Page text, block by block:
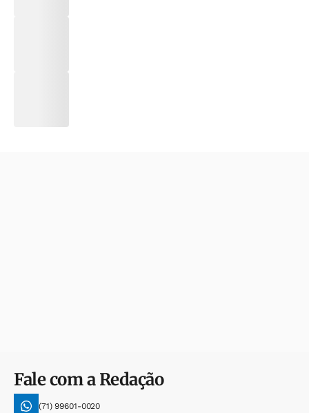
Fale com a Redação
(71) 99601-0020